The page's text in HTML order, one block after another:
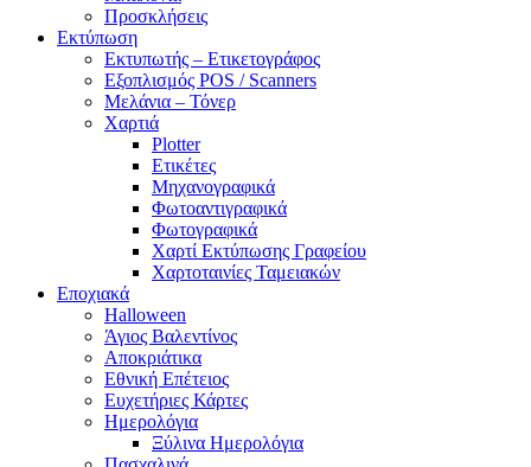
Προσκλήσεις
Εκτύπωση
Εκτυπωτής – Ετικετογράφος
Εξοπλισμός POS / Scanners
Μελάνια – Τόνερ
Χαρτιά
Plotter
Ετικέτες
Μηχανογραφικά
Φωτοαντιγραφικά
Φωτογραφικά
Χαρτί Εκτύπωσης Γραφείου
Χαρτοταινίες Ταμειακών
Εποχιακά
Halloween
Άγιος Βαλεντίνος
Αποκριάτικα
Εθνική Επέτειος
Ευχετήριες Κάρτες
Ημερολόγια
Ξύλινα Ημερολόγια